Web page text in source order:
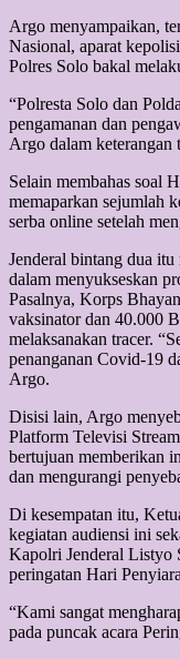
Argo menyampaikan,
Nasional, aparat
Polres Solo bakal
“Polresta Solo dan
pengamanan dan
Argo dalam keterangan
Selain membahas soal
memaparkan sejumlah
serba online setelah
Jenderal bintang dua
dalam menyukseskan
Pasalnya, Korps
vaksinator dan 40.000
melaksanakan tracer.
penanganan Covid-19
Argo.
Disisi lain, Argo
Platform Televisi
bertujuan memberikan
dan mengurangi
Di kesempatan itu,
kegiatan audiensi ini
Kapolri Jenderal Listyo
peringatan Hari
“Kami sangat
pada puncak acara